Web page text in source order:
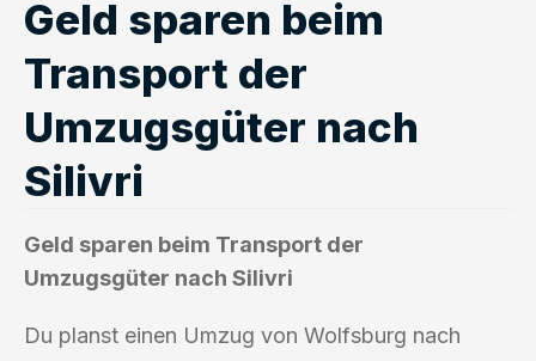
Geld sparen beim
Transport der
Umzugsgüter nach
Silivri
Geld sparen beim Transport der
Umzugsgüter nach Silivri
Du planst einen Umzug von Wolfsburg nach